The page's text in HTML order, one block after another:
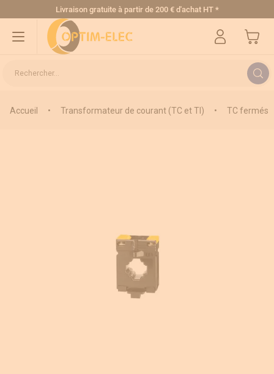
Allez au contenuLivraison gratuite à partir de 200 € d'achat HT *
Mon
Rechercher...
Accueil • Transformateur de courant (TC et TI) • TC fermés